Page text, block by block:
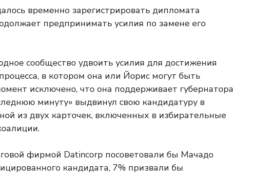
временно зарегистрировать дипломата
предпринимать усилия по замене его
сообщество удвоить усилия для достижения
в котором она или Йорис могут быть
исключено, что она поддерживает губернатора
минуту» выдвинул свою кандидатуру в
из двух карточек, включенных в избирательные
фирмой Datincorp посоветовали бы Мачадо
кандидата, 7% призвали бы